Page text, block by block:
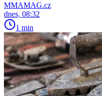
MMAMAG.cz
dnes, 08:32
1 min